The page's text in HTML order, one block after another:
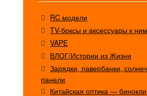
RC модели
TV-боксы и аксессуары к ним
VAPE
ВЛОГ/Истории из Жизни
Зарядки, павербанки,
панели
Китайская оптика —